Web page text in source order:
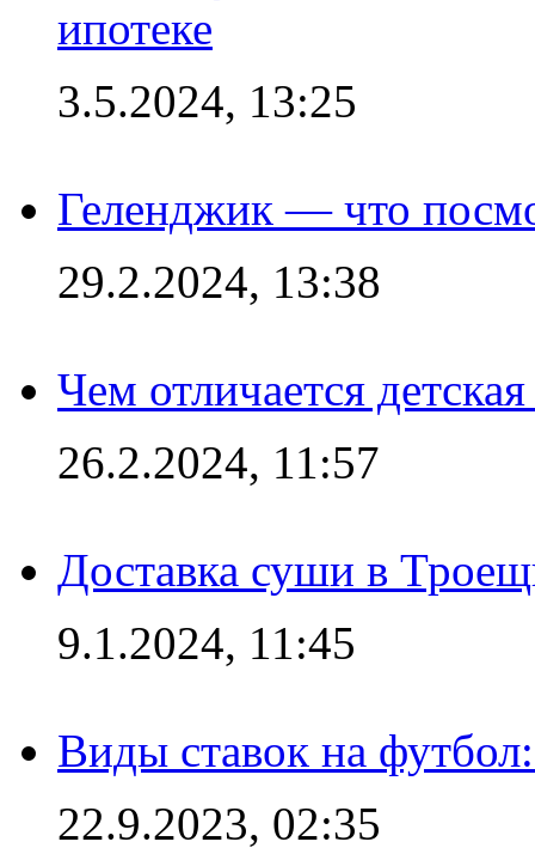
ипотеке
3.5.2024, 13:25
Геленджик — что
29.2.2024, 13:38
Чем отличается
26.2.2024, 11:57
Доставка суши в
9.1.2024, 11:45
Виды ставок на
22.9.2023, 02:35